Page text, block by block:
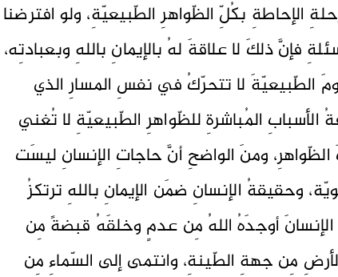
الإحاطةِ بكُلِّ الظّواهرِ الطّبيعيّةِ، ولو افترضنا
فإنَّ ذلكَ لا علاقةَ لهُ بالإيمانِ باللهِ وبعبادتِه،
الطّبيعيّةَ لا تتحرّكُ في نفسِ المسارِ الذي
الأسبابِ المُباشرةِ للظّواهرِ الطّبيعيّةِ لا تُغني
الظّواهرِ، ومنَ الواضحِ أنَّ حاجاتِ الإنسانِ ليسَت
وحقيقةُ الإنسانِ ضمَن الإيمانِ باللهِ ترتكزُ
الإنسانَ أوجدَهُ اللهُ مِن عدمٍ وخلقَهُ قبضةً مِن
مِن جهةِ الطّينةِ، وانتمى إلى السّماءِ مِن